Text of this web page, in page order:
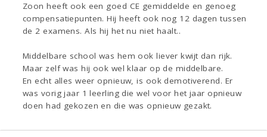
Zoon heeft ook een goed CE gemiddelde en genoeg
compensatiepunten. Hij heeft ook nog 12 dagen tussen
de 2 examens. Als hij het nu niet haalt..
Middelbare school was hem ook liever kwijt dan rijk.
Maar zelf was hij ook wel klaar op de middelbare.
En echt alles weer opnieuw, is ook demotiverend. Er
was vorig jaar 1 leerling die wel voor het jaar opnieuw
doen had gekozen en die was opnieuw gezakt.